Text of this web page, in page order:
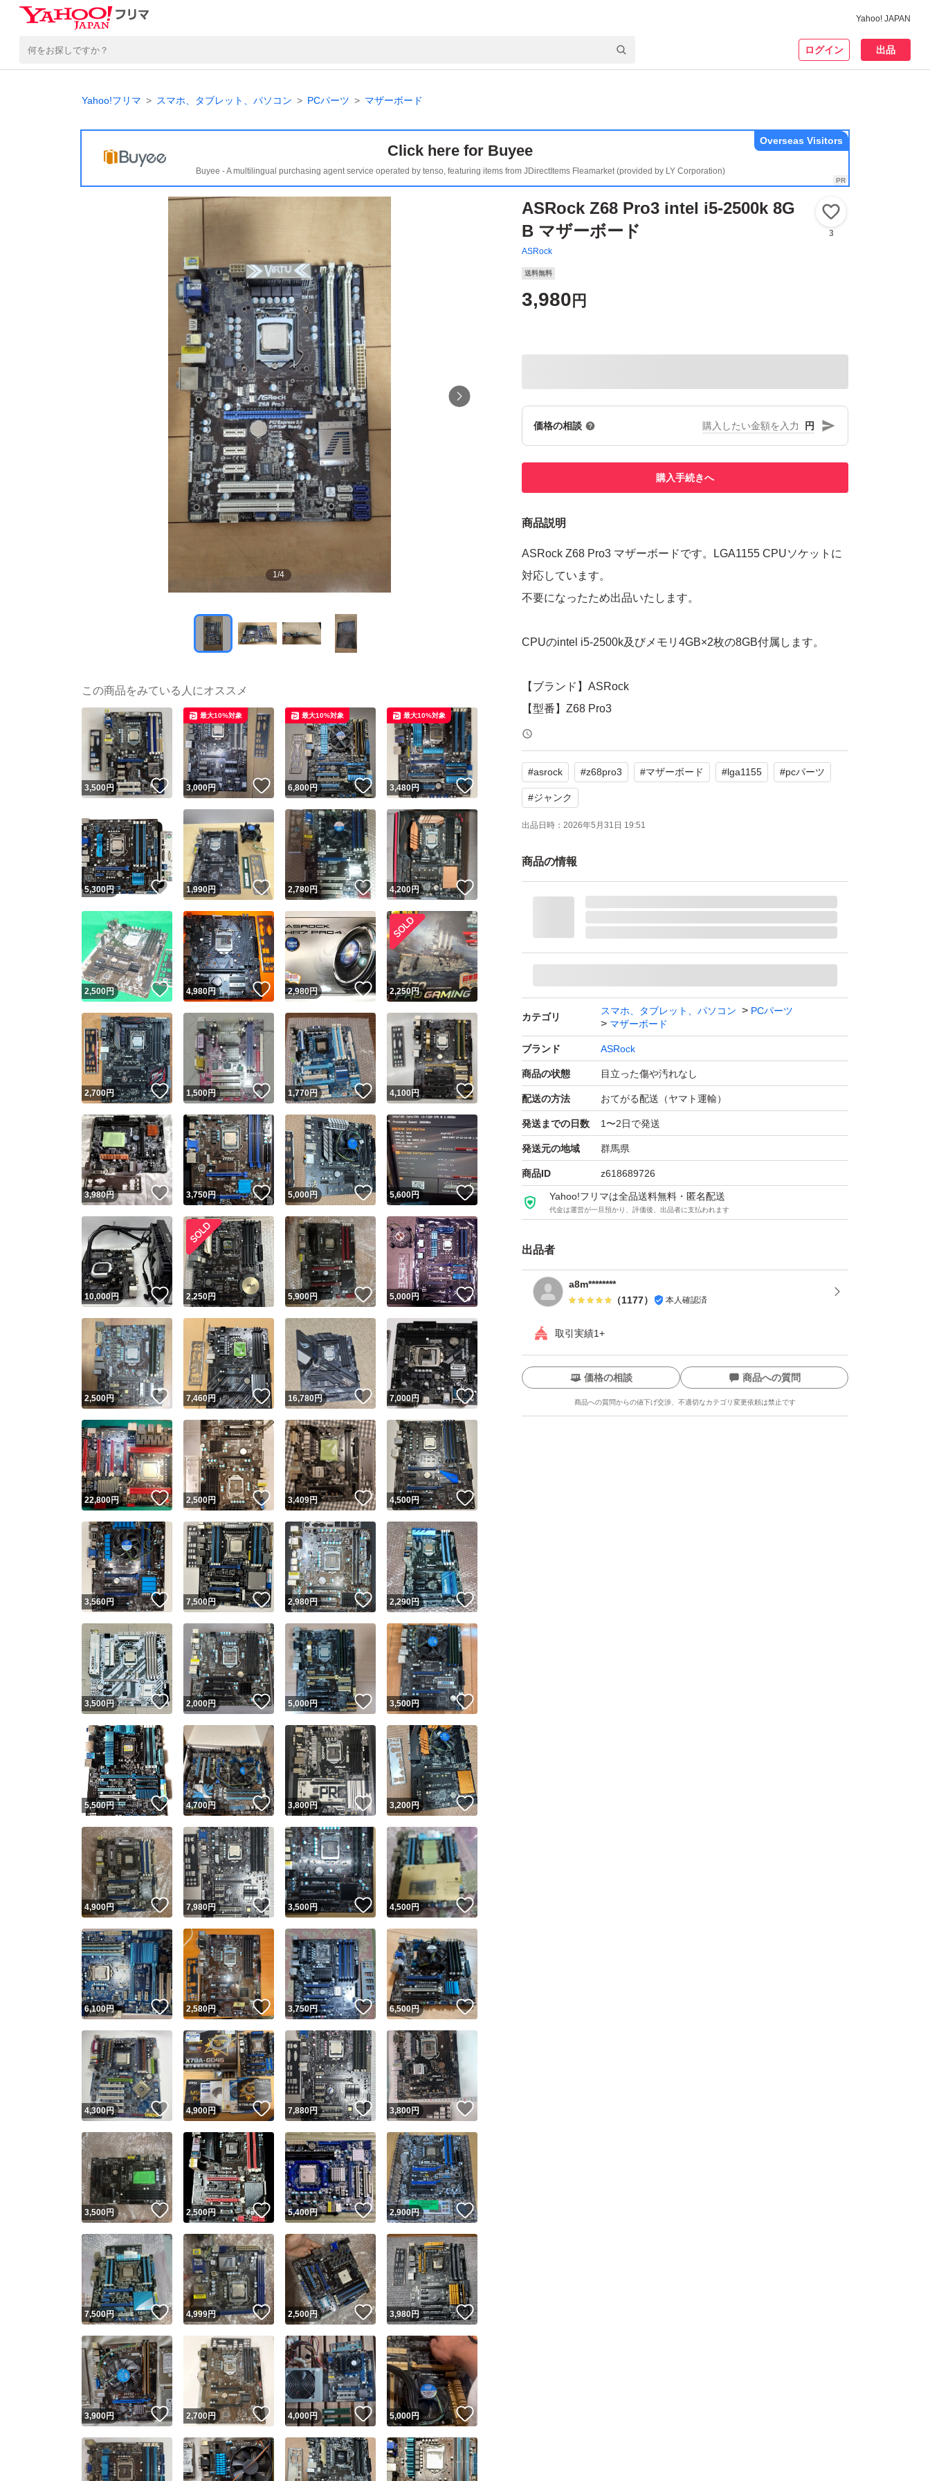
Yahoo! JAPAN
ログイン 出品
Yahoo!フリマ スマホ、タブレット、パソコン PCパーツ マザーボード
Click here for Buyee
Buyee - A multilingual purchasing agent service operated by tenso, featuring items from JDirectItems Fleamarket (provided by LY Corporation)
Overseas Visitors
1/4
ASRock Z68 Pro3 intel i5-2500k 8G
B マザーボード
ASRock
3
送料無料
3,980 円
価格の相談 円
購入手続きへ
商品説明
ASRock Z68 Pro3 マザーボードです。LGA1155 CPUソケットに
対応しています。
不要になったため出品いたします。
CPUのintel i5-2500k及びメモリ4GB×2枚の8GB付属します。
【ブランド】ASRock
【型番】Z68 Pro3
【CPUソケット】LGA1155
【メモリタイプ】DDR3 1600MHz
【PCI Express】2.0
動作確認できないためジャンク品として出品いたします。
Z68 Pro3
ブランド：ASRock
#asrock #z68pro3 #マザーボード #lga1155 #pcパーツ
#ジャンク
出品日時： 2026年5月31日 19:51
商品の情報
カテゴリ
スマホ、タブレット、パソコン
PCパーツ
マザーボード
ブランド ASRock
商品の状態 目立った傷や汚れなし
配送の方法 おてがる配送（ヤマト運輸）
発送までの日数 1〜2日で発送
発送元の地域 群馬県
商品ID z618689726
Yahoo!フリマは全品送料無料・匿名配送
代金は運営が一旦預かり、評価後、出品者に支払われます
出品者
a8m********
（1177） 本人確認済
取引実績1+
ユーザーの実績について
Yahoo!フリマが定めた一定の基準を満たしたユーザーにバッジを付与しています
安心取引出品者
安心取引出品者 Yahoo!フリマの基準をクリアした安心・安全なユーザーです
取引実績
取引実績◯+ このユーザーはYahoo!フリマの取引を完了させた実績があります
他フリマ実績◯+ このユーザーは他フリマサービスでの取引実績があります
スピード&安心発送
※このバッジは実績に基づく表示であり、発送を保証しているものではありません
スピード＆安心発送
このユーザーは高頻度で24時間以内＆設定した発送日数内に発送してい
ます
スピード発送 このユーザーは高頻度で24時間以内に発送しています
安心発送 このユーザーは設定した発送日数内に発送しています
価格の相談 商品への質問
商品への質問からの値下げ交渉、不適切なカテゴリ変更依頼は禁止です
この商品の情報をコピーします
商品画像の無断転載は禁止されています
コピーは1商品につき1回です
出品ページへ
キャンセル
この商品をみている人にオススメ
3,500円 いいね！
3,000円 いいね！
最大10%対象
6,800円 いいね！
最大10%対象
3,480円
最大10%対象
5,300円 いいね！
1,990円 いいね！
2,780円 いいね！
4,200円
2,500円 いいね！
4,980円 いいね！
2,980円 いいね！
2,250円
2,700円 いいね！
1,500円 いいね！
1,770円 いいね！
4,100円
3,980円 いいね！
3,750円 いいね！
5,000円 いいね！
5,600円 いいね！
10,000円 いいね！
2,250円 5,900円 いいね！
5,000円 いいね！
2,500円 いいね！
7,460円 いいね！
16,780円 いいね！
7,000円 いいね！
22,800円 いいね！
2,500円 いいね！
3,409円 いいね！
4,500円 いいね！
3,560円 いいね！
7,500円 いいね！
2,980円 いいね！
2,290円 いいね！
3,500円 いいね！
2,000円 いいね！
5,000円 いいね！
3,500円
5,500円 いいね！
4,700円 いいね！
3,800円 いいね！
3,200円 いいね！
4,900円 いいね！
7,980円 いいね！
3,500円 いいね！
4,500円 いいね！
6,100円 いいね！
2,580円 いいね！
3,750円 いいね！
6,500円 いいね！
4,300円 いいね！
4,900円 いいね！
7,880円 いいね！
3,800円
3,500円 いいね！
2,500円 いいね！
5,400円 いいね！
2,900円 いいね！
7,500円 いいね！
4,999円 いいね！
2,500円 いいね！
3,980円 いいね！
3,900円 いいね！
2,700円 いいね！
4,000円 いいね！
5,000円